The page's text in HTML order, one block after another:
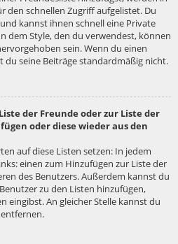
den schnellen Zugriff aufgelistet. Du
kannst ihnen schnell eine Private
dem Style, den du verwendest, können
sein. Wenn du einen
du seine Beiträge standardmäßig nicht.
der Freunde oder zur Liste der
oder diese wieder aus den
auf diese Listen setzen: In jedem
einen zum Hinzufügen zur Liste der
des Benutzers. Außerdem kannst du
zu den Listen hinzufügen,
eingibst. An gleicher Stelle kannst du